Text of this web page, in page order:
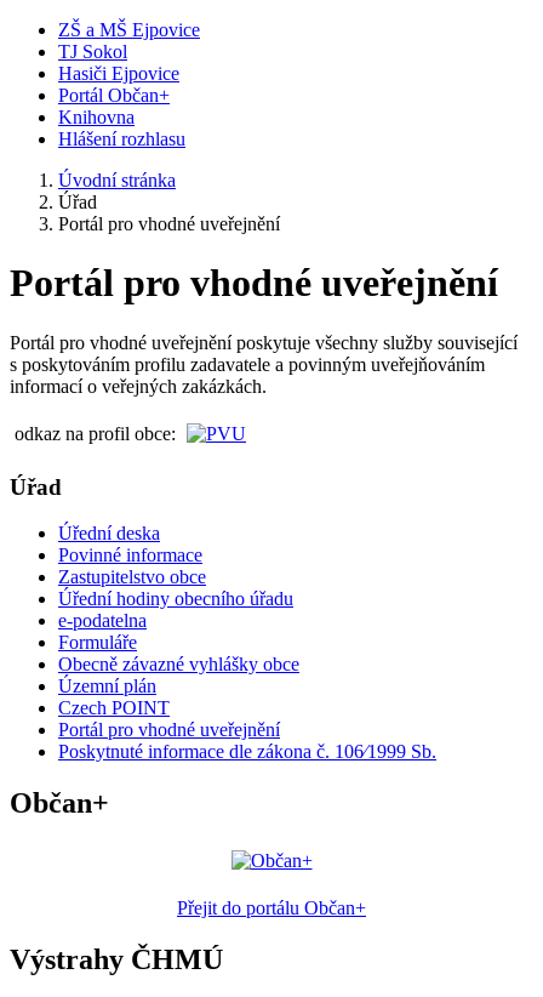
ZŠ a MŠ Ejpovice
TJ Sokol
Hasiči Ejpovice
Portál Občan+
Knihovna
Hlášení rozhlasu
Úvodní stránka
Úřad
Portál pro vhodné uveřejnění
Portál pro vhodné uveřejnění
Portál pro vhodné uveřejnění poskytuje všechny služby související
s poskytováním profilu zadavatele a povinným uveřejňováním
informací o veřejných zakázkách.
odkaz na profil obce:
Úřad
Úřední deska
Povinné informace
Zastupitelstvo obce
Úřední hodiny obecního úřadu
e-podatelna
Formuláře
Obecně závazné vyhlášky obce
Územní plán
Czech POINT
Portál pro vhodné uveřejnění
Poskytnuté informace dle zákona č. 106⁄1999 Sb.
Občan+
Přejit do portálu Občan+
Výstrahy ČHMÚ